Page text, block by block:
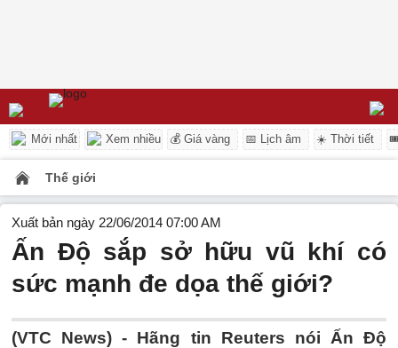
Mới nhất Xem nhiều 💰 Giá vàng 📅 Lịch âm ☀️ Thời tiết
Thế giới
Xuất bản ngày 22/06/2014 07:00 AM
Ấn Độ sắp sở hữu vũ khí có
sức mạnh đe dọa thế giới?
(VTC News) - Hãng tin Reuters nói Ấn Độ